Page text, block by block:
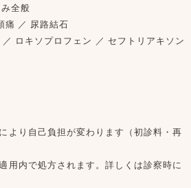
全般
痛 ／ 尿路結石
／ ロキソプロフェン ／ セフトリアキソン
より自己負担が変わります（初診料・再
用内で処方されます。詳しくは診察時に